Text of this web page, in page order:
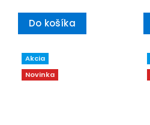
Do košíka
Akcia
Novinka